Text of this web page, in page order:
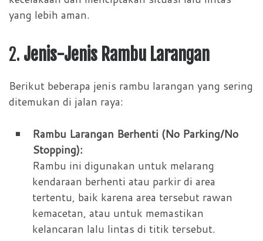
yang lebih aman.
2. Jenis-Jenis Rambu Larangan
Berikut beberapa jenis rambu larangan yang sering
ditemukan di jalan raya:
Rambu Larangan Berhenti (No Parking/No
Stopping):
Rambu ini digunakan untuk melarang
kendaraan berhenti atau parkir di area
tertentu, baik karena area tersebut rawan
kemacetan, atau untuk memastikan
kelancaran lalu lintas di titik tersebut.